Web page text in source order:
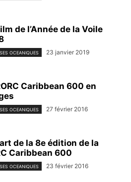
de l’Année de la Voile
OCEANIQUES 23 janvier 2019
Caribbean 600 en
OCEANIQUES 27 février 2016
de la 8e édition de la
Caribbean 600
OCEANIQUES 23 février 2016